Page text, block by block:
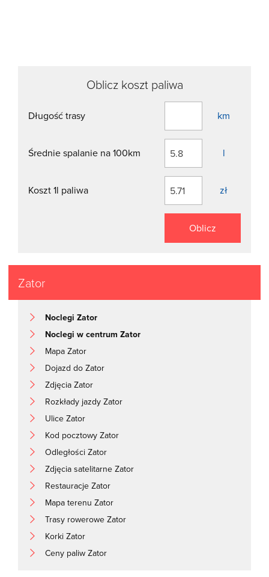
Oblicz koszt paliwa
Długość trasy km
Średnie spalanie na 100km l
Koszt 1l paliwa zł
Oblicz
Zator
Noclegi Zator
Noclegi w centrum Zator
Mapa Zator
Dojazd do Zator
Zdjęcia Zator
Rozkłady jazdy Zator
Ulice Zator
Kod pocztowy Zator
Odległości Zator
Zdjęcia satelitarne Zator
Restauracje Zator
Mapa terenu Zator
Trasy rowerowe Zator
Korki Zator
Ceny paliw Zator